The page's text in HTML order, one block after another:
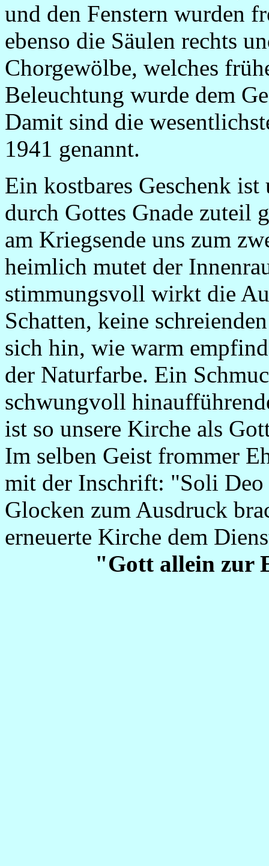
und den Fenstern wurden
ebenso die Säulen rechts
Chorgewölbe, welches
Beleuchtung wurde dem
Damit sind die
1941 genannt.
Ein kostbares Geschenk
durch Gottes Gnade zuteil
am Kriegsende uns zum
heimlich mutet der
stimmungsvoll wirkt die
Schatten, keine
sich hin, wie warm
der Naturfarbe. Ein
schwungvoll
ist so unsere Kirche als
Im selben Geist frommer
mit der Inschrift: "Soli Deo
Glocken zum Ausdruck
erneuerte Kirche dem
"Gott allein zur